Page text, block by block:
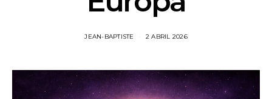
JEAN-BAPTISTE 2 ABRIL 2026